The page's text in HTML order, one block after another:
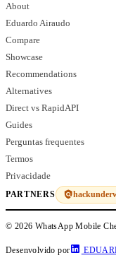
About
Eduardo Airaudo
Compare
Showcase
Recommendations
Alternatives
Direct vs RapidAPI
Guides
Perguntas frequentes
Termos
Privacidade
PARTNERS
© 2026 WhatsApp Mobile
Desenvolvido por